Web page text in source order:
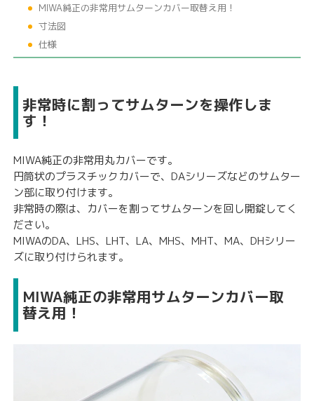
MIWA純正の非常用サムターンカバー取替え用！
寸法図
仕様
非常時に割ってサムターンを操作しま
す！
MIWA純正の非常用丸カバーです。
円筒状のプラスチックカバーで、DAシリーズなどのサムター
ン部に取り付けます。
非常時の際は、カバーを割ってサムターンを回し開錠してく
ださい。
MIWAのDA、LHS、LHT、LA、MHS、MHT、MA、DHシリー
ズに取り付けられます。
MIWA純正の非常用サムターンカバー取
替え用！